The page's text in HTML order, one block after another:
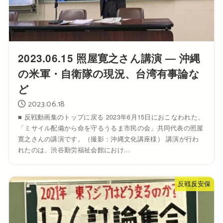
2023.06.15 照屋寛之さん講演 ― 沖縄
の米軍・自衛隊の現況、台湾有事論な
ど
2023.06.18
■ 反戦動画集のトップに戻る 2023年6月15日におこなわれた、
「ミサイル配備から命を守るうるま市民の会」共同代表の照屋
寛之さんの講演です。（撮影：沖縄文化講座様） 講演が行わ
れたのは、渋谷勤労福祉会館におけ...
反戦反安保